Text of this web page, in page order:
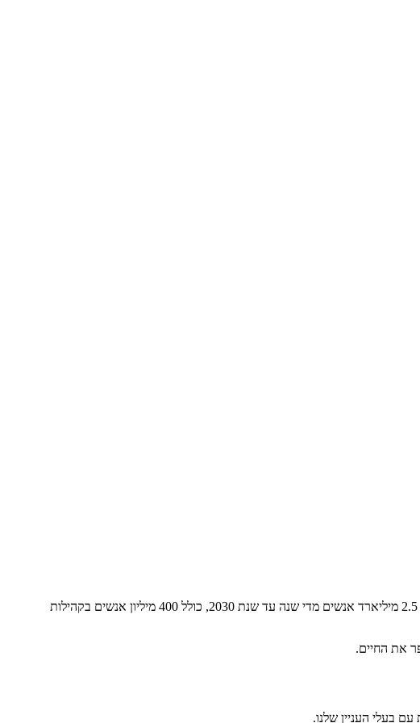
בפיליפס, המטרה שלנו היא לשפר את בריאותם ואיכות חייהם של אנשים באמצעות חדשנות משמעותית. אנו שואפים לשפר את חייהם של 2.5 מיליארד אנשים מדי שנה עד שנת 2030, כולל 400 מיליון אנשים בקהילות
את החיים.
בעלי העניין שלנו.